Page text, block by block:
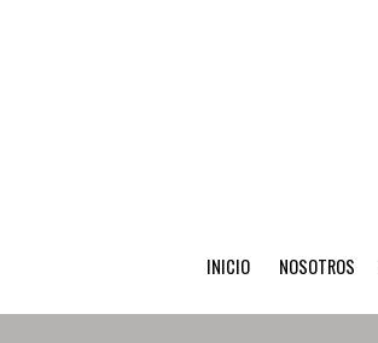
INICIO NOSOTROS